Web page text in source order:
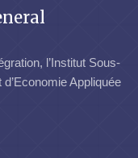
l’Institut Sous-
Appliquée